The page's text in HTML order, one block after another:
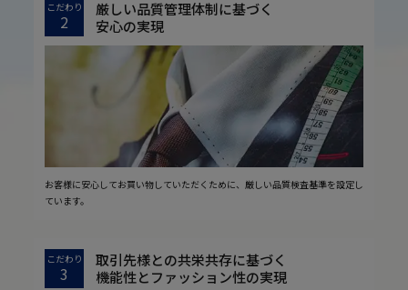
こだわり
2
厳しい品質管理体制に基づく
安心の実現
お客様に安心してお買い物していただくために、厳しい品質検査基準を設定し
ています。
こだわり
3
取引先様との共栄共存に基づく
機能性とファッション性の実現